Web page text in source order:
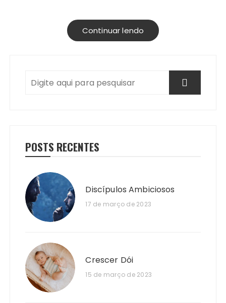
Continuar lendo
POSTS RECENTES
Discípulos Ambiciosos
17 de março de 2023
Crescer Dói
15 de março de 2023